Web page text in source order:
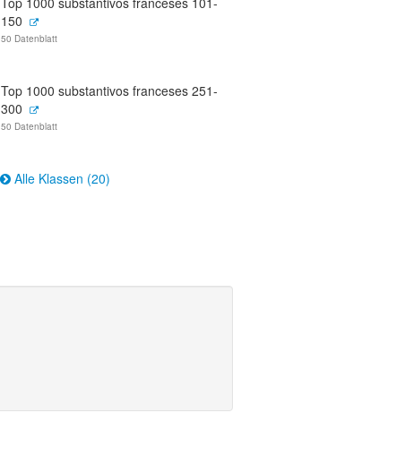
150
50 Datenblatt
Top 1000 substantivos franceses 251-
300
50 Datenblatt
Alle Klassen (20)